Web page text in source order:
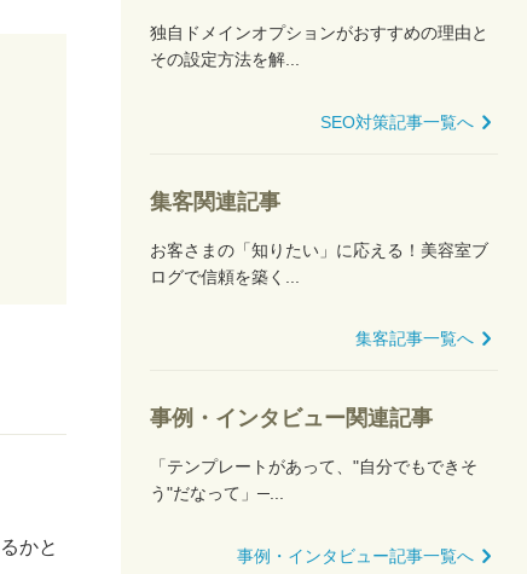
かと
独自ドメインオプションがおすすめの理由と
その設定方法を解...
SEO対策記事一覧へ
集客関連記事
お客さまの「知りたい」に応える！美容室ブ
ログで信頼を築く...
集客記事一覧へ
事例・インタビュー関連記事
「テンプレートがあって、"自分でもできそ
う"だなって」─...
事例・インタビュー記事一覧へ